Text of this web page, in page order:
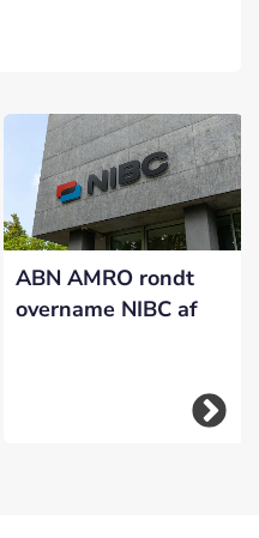
ABN AMRO rondt
overname NIBC af